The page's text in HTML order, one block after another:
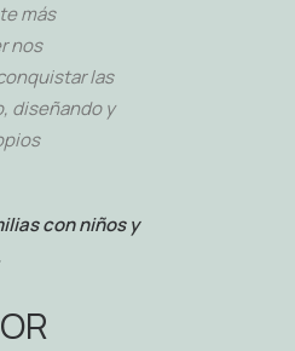
más
nos
las
diseñando y
con niños y